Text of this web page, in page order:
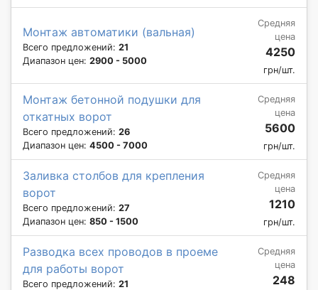
Монтаж автоматики (вальная)
Всего предложений: 21
Диапазон цен: 2900 - 5000
Средняя
цена
4250
грн/шт.
Монтаж бетонной подушки для
откатных ворот
Всего предложений: 26
Диапазон цен: 4500 - 7000
Средняя
цена
5600
грн/шт.
Заливка столбов для крепления
ворот
Всего предложений: 27
Диапазон цен: 850 - 1500
Средняя
цена
1210
грн/шт.
Разводка всех проводов в проеме
для работы ворот
Всего предложений: 21
Средняя
цена
248